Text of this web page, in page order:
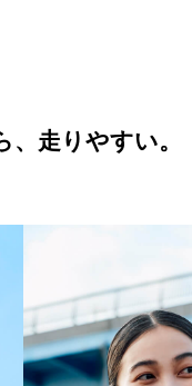
走りやすい。